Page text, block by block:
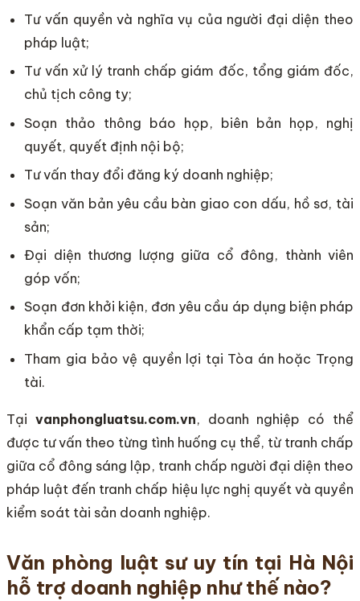
Tư vấn quyền và nghĩa vụ của người đại diện theo
pháp luật;
Tư vấn xử lý tranh chấp giám đốc, tổng giám đốc,
chủ tịch công ty;
Soạn thảo thông báo họp, biên bản họp, nghị
quyết, quyết định nội bộ;
Tư vấn thay đổi đăng ký doanh nghiệp;
Soạn văn bản yêu cầu bàn giao con dấu, hồ sơ, tài
sản;
Đại diện thương lượng giữa cổ đông, thành viên
góp vốn;
Soạn đơn khởi kiện, đơn yêu cầu áp dụng biện pháp
khẩn cấp tạm thời;
Tham gia bảo vệ quyền lợi tại Tòa án hoặc Trọng
tài.
Tại vanphongluatsu.com.vn, doanh nghiệp có thể
được tư vấn theo từng tình huống cụ thể, từ tranh chấp
giữa cổ đông sáng lập, tranh chấp người đại diện theo
pháp luật đến tranh chấp hiệu lực nghị quyết và quyền
kiểm soát tài sản doanh nghiệp.
Văn phòng luật sư uy tín tại Hà Nội
hỗ trợ doanh nghiệp như thế nào?